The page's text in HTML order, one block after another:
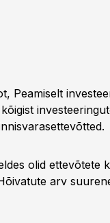
Peamiselt
olid ettevõtete
arv